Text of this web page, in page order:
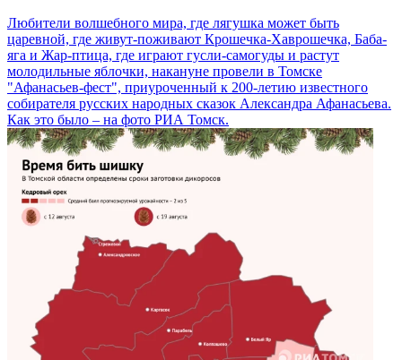
Любители волшебного мира, где лягушка может быть
царевной, где живут-поживают Крошечка-Хаврошечка, Баба-
яга и Жар-птица, где играют гусли-самогуды и растут
молодильные яблочки, накануне провели в Томске
"Афанасьев-фест", приуроченный к 200-летию известного
собирателя русских народных сказок Александра Афанасьева.
Как это было – на фото РИА Томск.